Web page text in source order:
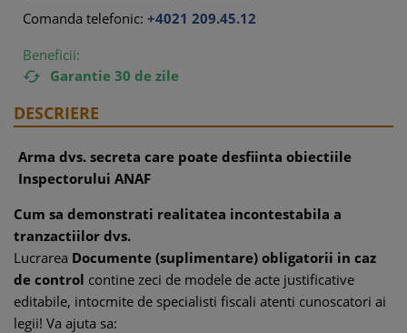
Comanda telefonic: +4021 209.45.12
Beneficii:
 Garantie 30 de zile
DESCRIERE
Arma dvs. secreta care poate desfiinta obiectiile
Inspectorului ANAF
Cum sa demonstrati realitatea incontestabila a
tranzactiilor dvs.
Lucrarea Documente (suplimentare) obligatorii in caz
de control contine zeci de modele de acte justificative
editabile, intocmite de specialisti fiscali atenti cunoscatori ai
legii! Va ajuta sa: